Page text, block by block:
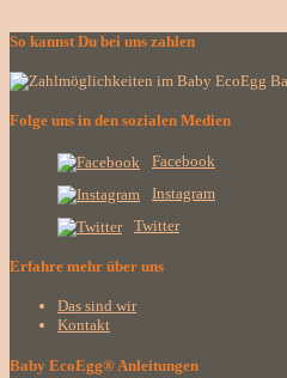
So kannst Du bei uns zahlen
Folge uns in den sozialen Medien
Facebook
Instagram
Twitter
Erfahre mehr über uns
Das sind wir
Kontakt
Baby EcoEgg® Anleitungen